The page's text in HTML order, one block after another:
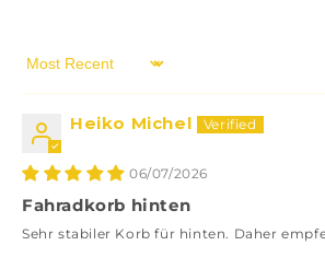
Sort by
Heiko Michel
06/07/2026
Fahradkorb hinten
Sehr stabiler Korb für hinten. Daher